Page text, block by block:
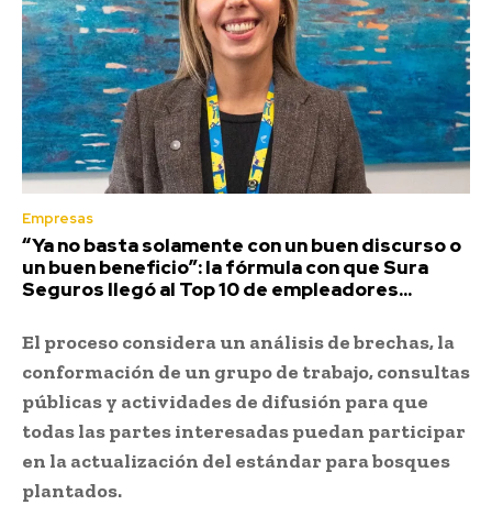
Empresas
“Ya no basta solamente con un buen discurso o
un buen beneficio”: la fórmula con que Sura
Seguros llegó al Top 10 de empleadores...
El proceso considera un análisis de brechas, la
conformación de un grupo de trabajo, consultas
públicas y actividades de difusión para que
todas las partes interesadas puedan participar
en la actualización del estándar para bosques
plantados.